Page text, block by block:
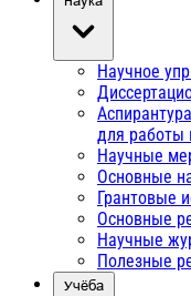
Научное
для работы
Научные
Основные
Грантовые
Основные
Научные
Полезные
Учёба